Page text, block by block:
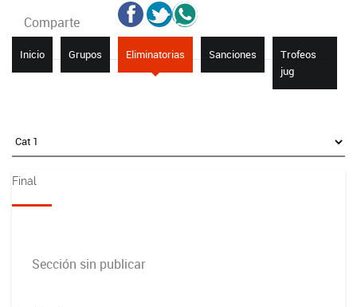
Comparte
Inicio Grupos Eliminatorias Sanciones
Trofeos
jug
Final
Sección sin publicar